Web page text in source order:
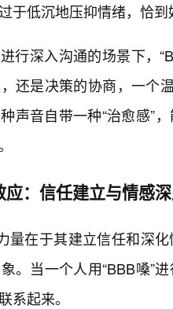
于低沉地压抑情绪，恰到
行深入沟通的场景下，
还是决策的协商，一个
声音自带一种“治愈感”
：信任建立与情感
量在于其建立信任和深
。当一个人用“BBB嗓”
系起来。